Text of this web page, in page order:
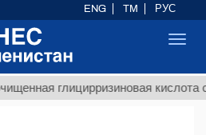
глицирризиновая кислота
ENG TM РУС